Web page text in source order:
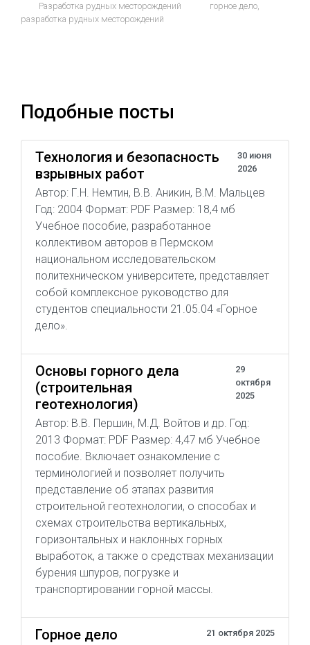
Разработка рудных месторождений горное дело,
разработка рудных месторождений
Подобные посты
Технология и безопасность
взрывных работ
30 июня
2026
Автор: Г.Н. Немтин, В.В. Аникин, В.М. Мальцев
Год: 2004 Формат: PDF Размер: 18,4 мб
Учебное пособие, разработанное
коллективом авторов в Пермском
национальном исследовательском
политехническом университете, представляет
собой комплексное руководство для
студентов специальности 21.05.04 «Горное
дело».
Основы горного дела
(строительная
геотехнология)
29
октября
2025
Автор: В.В. Першин, М.Д. Войтов и др. Год:
2013 Формат: PDF Размер: 4,47 мб Учебное
пособие. Включает ознакомление с
терминологией и позволяет получить
представление об этапах развития
строительной геотехнологии, о способах и
схемах строительства вертикальных,
горизонтальных и наклонных горных
выработок, а также о средствах механизации
бурения шпуров, погрузке и
транспортировании горной массы.
Горное дело 21 октября 2025